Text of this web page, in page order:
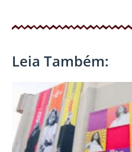
Leia Também: